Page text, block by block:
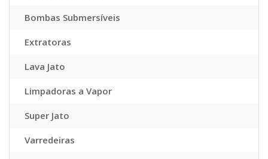
Bombas Submersíveis
Extratoras
Lava Jato
Limpadoras a Vapor
Super Jato
Varredeiras